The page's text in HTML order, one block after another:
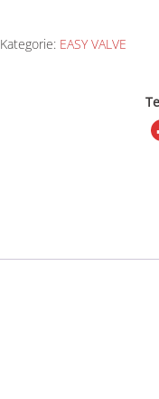
Kategorie: EASY VALVE